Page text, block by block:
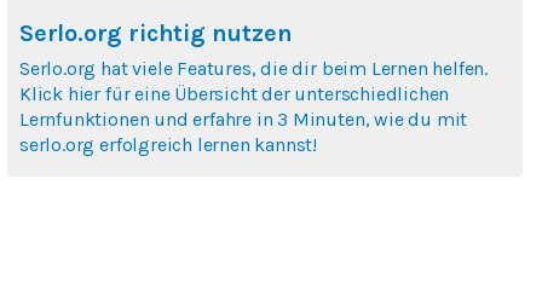
Serlo.org richtig nutzen
Serlo.org hat viele Features, die dir beim Lernen helfen.
Klick hier für eine Übersicht der unterschiedlichen
Lernfunktionen und erfahre in 3 Minuten, wie du mit
serlo.org erfolgreich lernen kannst!